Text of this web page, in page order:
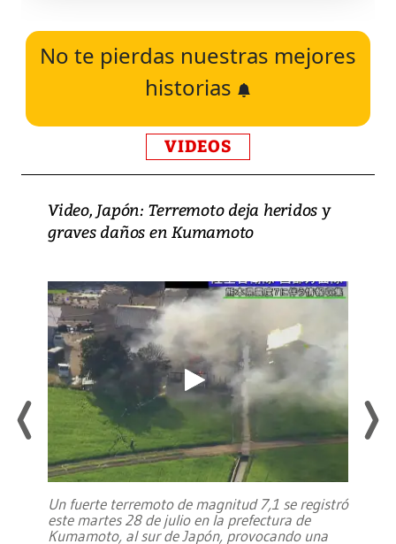
No te pierdas nuestras mejores
historias
VIDEOS
Video, Japón: Terremoto deja heridos y
graves daños en Kumamoto
Un fuerte terremoto de magnitud 7,1 se registró
este martes 28 de julio en la prefectura de
Kumamoto, al sur de Japón, provocando una